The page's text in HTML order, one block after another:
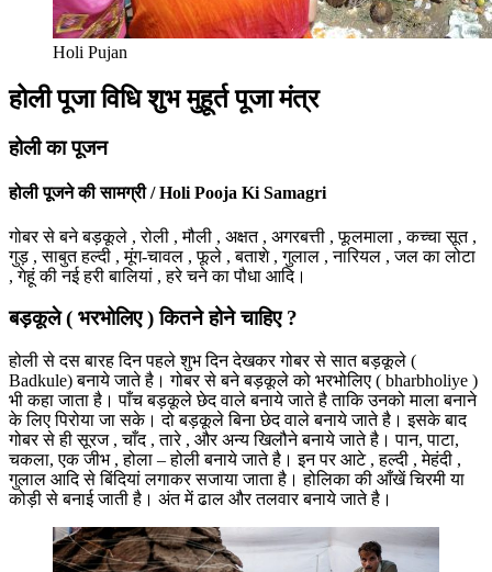
Holi Pujan
होली पूजा विधि शुभ मुहूर्त पूजा मंत्र
होली का पूजन
होली पूजने की सामग्री / Holi Pooja Ki Samagri
गोबर से बने बड़कूले , रोली , मौली , अक्षत , अगरबत्ती , फूलमाला , कच्चा सूत ,
गुड़ , साबुत हल्दी , मूंग-चावल , फूले , बताशे , गुलाल , नारियल , जल का लोटा
, गेहूं की नई हरी बालियां , हरे चने का पौधा आदि।
बड़कूले ( भरभोलिए ) कितने होने चाहिए ?
होली से दस बारह दिन पहले शुभ दिन देखकर गोबर से सात बड़कूले (
Badkule) बनाये जाते है। गोबर से बने बड़कूले को भरभोलिए ( bharbholiye )
भी कहा जाता है। पाँच बड़कूले छेद वाले बनाये जाते है ताकि उनको माला बनाने
के लिए पिरोया जा सके। दो बड़कूले बिना छेद वाले बनाये जाते है। इसके बाद
गोबर से ही सूरज , चाँद , तारे , और अन्य खिलौने बनाये जाते है। पान, पाटा,
चकला, एक जीभ , होला – होली बनाये जाते है। इन पर आटे , हल्दी , मेहंदी ,
गुलाल आदि से बिंदियां लगाकर सजाया जाता है। होलिका की आँखें चिरमी या
कोड़ी से बनाई जाती है। अंत में ढाल और तलवार बनाये जाते है।